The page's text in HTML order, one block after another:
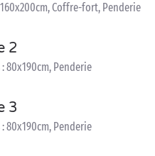
Coffre-fort, Penderie
2
80x190cm, Penderie
3
80x190cm, Penderie